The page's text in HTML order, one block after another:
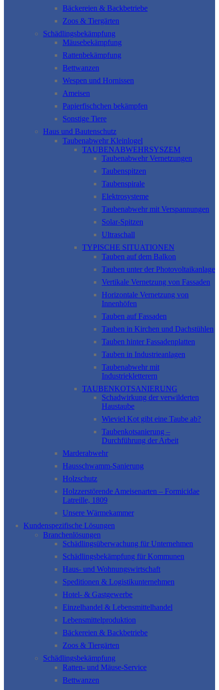
Bäckereien & Backbetriebe
Zoos & Tiergärten
Schädlingsbekämpfung
Mäusebekämpfung
Rattenbekämpfung
Bettwanzen
Wespen und Hornissen
Ameisen
Papierfischchen bekämpfen
Sonstige Tiere
Haus und Bautenschutz
Taubenabwehr Kleinlogel
TAUBENABWEHRSYSZEM
Taubenabwehr Vernetzungen
Taubenspitzen
Taubenspirale
Elektrosysteme
Taubenabwehr mit Verspannungen
Solar-Spitzen
Ultraschall
TYPISCHE SITUATIONEN
Tauben auf dem Balkon
Tauben unter der Photovoltaikanlage
Vertikale Vernetzung von Fassaden
Horizontale Vernetzung von
Innenhöfen
Tauben auf Fassaden
Tauben in Kirchen und Dachstühlen
Tauben hinter Fassadenplatten
Tauben in Industrieanlagen
Taubenabwehr mit
Industriekletterern
TAUBENKOTSANIERUNG
Schadwirkung der verwilderten
Haustaube
Wieviel Kot gibt eine Taube ab?
Taubenkotsanierung –
Durchführung der Arbeit
Marderabwehr
Hausschwamm-Sanierung
Holzschutz
Holzzerstörende Ameisenarten – Formicidae
Latreille, 1809
Unsere Wärmekammer
Kundenspezifische Lösungen
Branchenlösungen
Schädlingsüberwachung für Unternehmen
Schädlingsbekämpfung für Kommunen
Haus- und Wohnungswirtschaft
Speditionen & Logistikunternehmen
Hotel- & Gastgewerbe
Einzelhandel & Lebensmittelhandel
Lebensmittelproduktion
Bäckereien & Backbetriebe
Zoos & Tiergärten
Schädlingsbekämpfung
Ratten- und Mäuse-Service
Bettwanzen